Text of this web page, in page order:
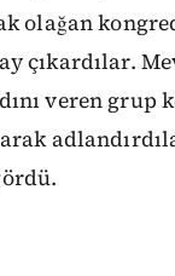
olağan
çıkardılar.
veren grup